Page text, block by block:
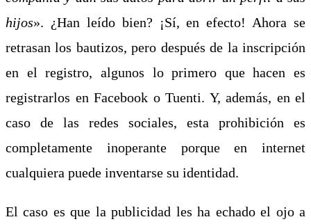
hijos». ¿Han leído bien? ¡Sí, en efecto! Ahora se
retrasan los bautizos, pero después de la inscripción
en el registro, algunos lo primero que hacen es
registrarlos en Facebook o Tuenti. Y, además, en el
caso de las redes sociales, esta prohibición es
completamente inoperante porque en internet
cualquiera puede inventarse su identidad.
El caso es que la publicidad les ha echado el ojo a